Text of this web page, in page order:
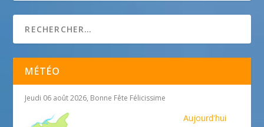
MÉTÉO
Jeudi 06 août 2026, Bonne Fête Félicissime
Aujourd'hui